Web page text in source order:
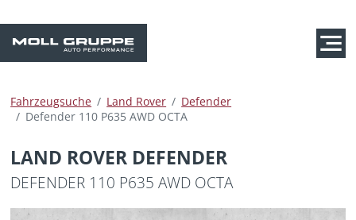
Fahrzeugsuche Land Rover
Defender
Defender 110 P635 AWD OCTA
LAND ROVER DEFENDER
DEFENDER 110 P635 AWD OCTA